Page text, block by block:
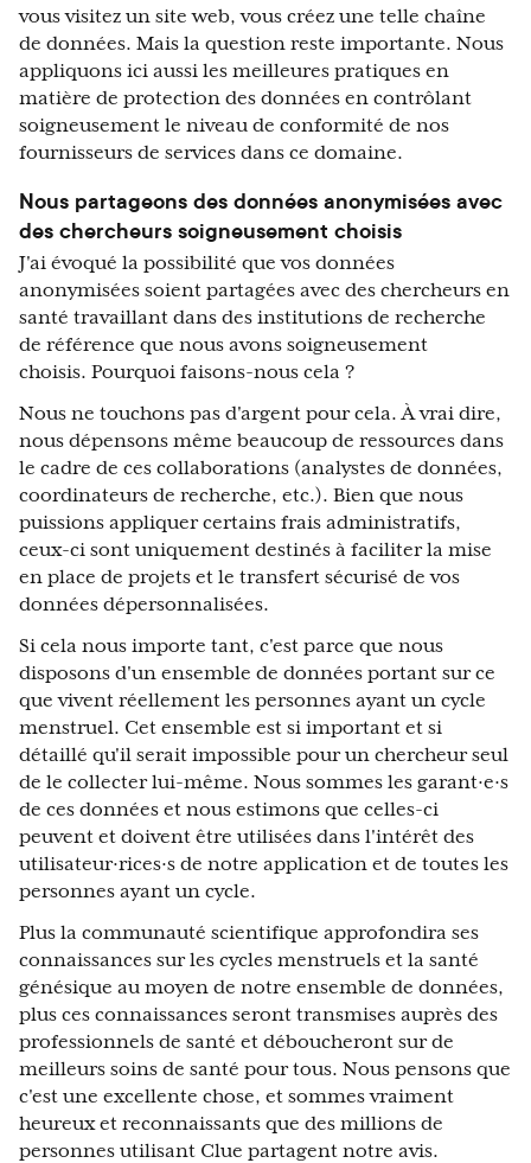
vous visitez un site web, vous créez une telle chaîne
de données. Mais la question reste importante. Nous
appliquons ici aussi les meilleures pratiques en
matière de protection des données en contrôlant
soigneusement le niveau de conformité de nos
fournisseurs de services dans ce domaine.
Nous partageons des données anonymisées avec
des chercheurs soigneusement choisis
J'ai évoqué la possibilité que vos données
anonymisées soient partagées avec des chercheurs en
santé travaillant dans des institutions de recherche
de référence que nous avons soigneusement
choisis. Pourquoi faisons-nous cela ?
Nous ne touchons pas d'argent pour cela. À vrai dire,
nous dépensons même beaucoup de ressources dans
le cadre de ces collaborations (analystes de données,
coordinateurs de recherche, etc.). Bien que nous
puissions appliquer certains frais administratifs,
ceux-ci sont uniquement destinés à faciliter la mise
en place de projets et le transfert sécurisé de vos
données dépersonnalisées.
Si cela nous importe tant, c'est parce que nous
disposons d'un ensemble de données portant sur ce
que vivent réellement les personnes ayant un cycle
menstruel. Cet ensemble est si important et si
détaillé qu'il serait impossible pour un chercheur seul
de le collecter lui-même. Nous sommes les garant·e·s
de ces données et nous estimons que celles-ci
peuvent et doivent être utilisées dans l'intérêt des
utilisateur·rices·s de notre application et de toutes les
personnes ayant un cycle.
Plus la communauté scientifique approfondira ses
connaissances sur les cycles menstruels et la santé
génésique au moyen de notre ensemble de données,
plus ces connaissances seront transmises auprès des
professionnels de santé et déboucheront sur de
meilleurs soins de santé pour tous. Nous pensons que
c'est une excellente chose, et sommes vraiment
heureux et reconnaissants que des millions de
personnes utilisant Clue partagent notre avis.